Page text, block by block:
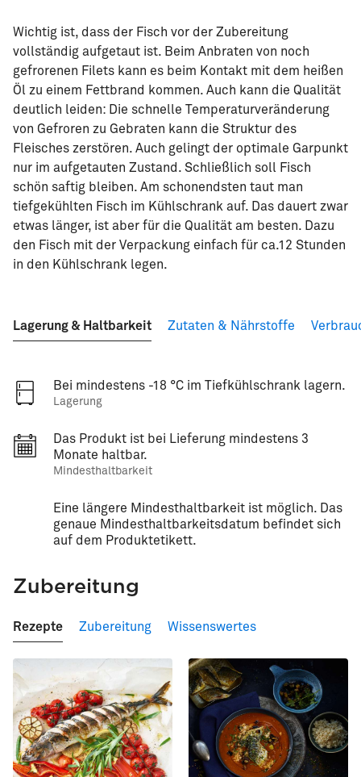
Wichtig ist, dass der Fisch vor der Zubereitung
vollständig aufgetaut ist. Beim Anbraten von noch
gefrorenen Filets kann es beim Kontakt mit dem heißen
Öl zu einem Fettbrand kommen. Auch kann die Qualität
deutlich leiden: Die schnelle Temperaturveränderung
von Gefroren zu Gebraten kann die Struktur des
Fleisches zerstören. Auch gelingt der optimale Garpunkt
nur im aufgetauten Zustand. Schließlich soll Fisch
schön saftig bleiben. Am schonendsten taut man
tiefgekühlten Fisch im Kühlschrank auf. Das dauert zwar
etwas länger, ist aber für die Qualität am besten. Dazu
den Fisch mit der Verpackung einfach für ca.12 Stunden
in den Kühlschrank legen.
Lagerung & Haltbarkeit Zutaten & Nährstoffe
Bei mindestens -18 °C im Tiefkühlschrank lagern.
Lagerung
Das Produkt ist bei Lieferung mindestens 3
Monate haltbar.
Mindesthaltbarkeit
Eine längere Mindesthaltbarkeit ist möglich. Das
genaue Mindesthaltbarkeitsdatum befindet sich
auf dem Produktetikett.
Zubereitung
Rezepte Zubereitung Wissenswertes